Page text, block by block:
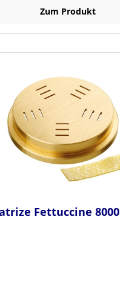
Zum Produkt
Fettuccine 8000